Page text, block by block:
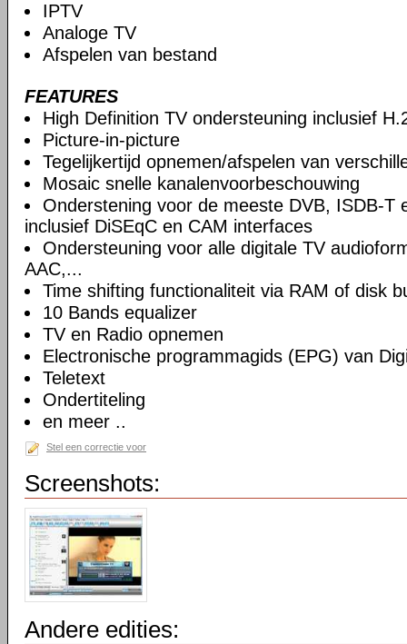
IPTV
Analoge TV
Afspelen van bestand
FEATURES
High Definition TV ondersteuning inclusief
Picture-in-picture
Tegelijkertijd opnemen/afspelen van
Mosaic snelle kanalenvoorbeschouwing
Onderstening voor de meeste DVB, ISDB-T
inclusief DiSEqC en CAM interfaces
Ondersteuning voor alle digitale TV
AAC,...
Time shifting functionaliteit via RAM of disk
10 Bands equalizer
TV en Radio opnemen
Electronische programmagids (EPG) van
Teletext
Ondertiteling
en meer ..
Stel een correctie voor
Screenshots:
Andere edities: